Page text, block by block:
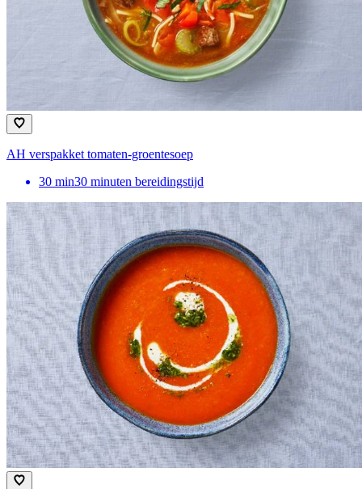
AH verspakket tomaten-groentesoep
30 min30 minuten bereidingstijd